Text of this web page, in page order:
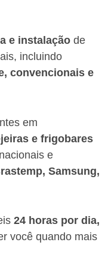
e instalação de
incluindo
convencionais e
em
e frigobares
e
Samsung,
24 horas por dia,
você quando mais